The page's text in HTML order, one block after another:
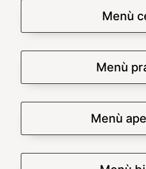
Menù
Menù
Menù